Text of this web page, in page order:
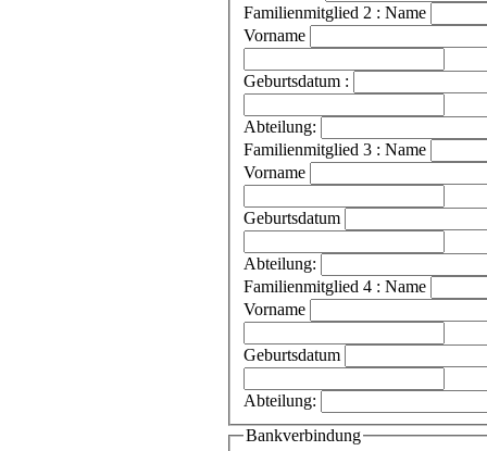
Familienmitglied 2 : Name
Vorname
Geburtsdatum :
Abteilung:
Familienmitglied 3 : Name
Vorname
Geburtsdatum
Abteilung:
Familienmitglied 4 : Name
Vorname
Geburtsdatum
Abteilung:
Bankverbindung